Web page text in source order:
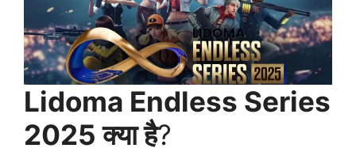
Lidoma Endless Series
2025 क्या है?